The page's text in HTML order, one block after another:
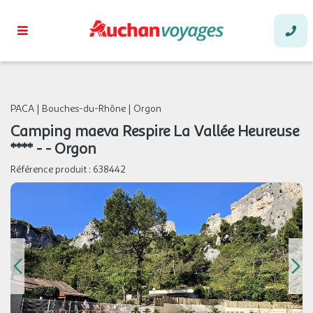
PACA | Bouches-du-Rhône | Orgon
Camping maeva Respire La Vallée Heureuse
**** - - Orgon
Référence produit : 638442